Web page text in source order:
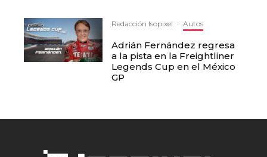
Redacción Isopixel · Autos
Adrián Fernández regresa
a la pista en la Freightliner
Legends Cup en el México
GP